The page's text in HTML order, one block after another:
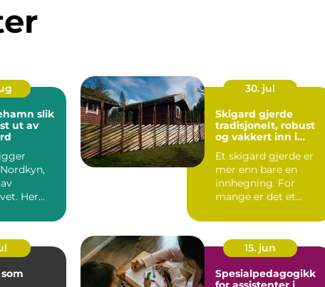
slik
ut av
Her
30. jul
Skigard gjerde
tradisjonelt, robust
og vakkert inn i
Et skigard gjerde er
mer enn bare en
innhegning. For
mange er det et
kulturlandskap,...
15. jun
Spesialpedagogikk